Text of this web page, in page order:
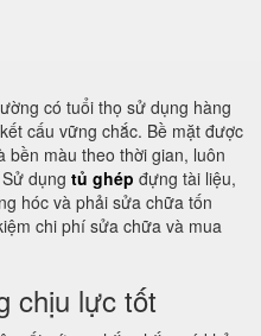
có tuổi thọ sử dụng hàng
cấu vững chắc. Bề mặt được
bền màu theo thời gian, luôn
dụng tủ ghép đựng tài liệu,
hóc và phải sửa chữa tốn
chi phí sửa chữa và mua
chịu lực tốt